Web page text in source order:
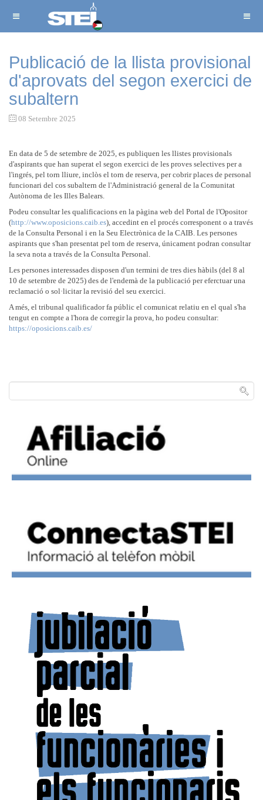
Publicació de la llista provisional
d'aprovats del segon exercici de
subaltern
08 Setembre 2025
En data de 5 de setembre de 2025, es publiquen les llistes provisionals
d'aspirants que han superat el segon exercici de les proves selectives per a
l'ingrés, pel torn lliure, inclòs el torn de reserva, per cobrir places de personal
funcionari del cos subaltern de l'Administració general de la Comunitat
Autònoma de les Illes Balears.
Podeu consultar les qualificacions en la pàgina web del Portal de l'Opositor
(http://www.oposicions.caib.es), accedint en el procés corresponent o a través
de la Consulta Personal i en la Seu Electrònica de la CAIB. Les persones
aspirants que s'han presentat pel torn de reserva, únicament podran consultar
la seva nota a través de la Consulta Personal.
Les persones interessades disposen d'un termini de tres dies hàbils (del 8 al
10 de setembre de 2025) des de l'endemà de la publicació per eferctuar una
reclamació o sol·licitar la revisió del seu exercici.
A més, el tribunal qualificador fa públic el comunicat relatiu en el qual s'ha
tengut en compte a l'hora de corregir la prova, ho podeu consultar:
https://oposicions.caib.es/